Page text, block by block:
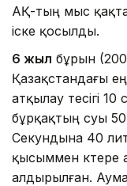
АҚ-тың мыс
іске қосылды.
6 жыл бұрын
Қазақстандағы
атқылау тесігі
бұрқақтың суы 50
Секундына 40
қысыммен көтере
алдырылған.